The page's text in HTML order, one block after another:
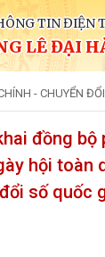
TIN ĐIỆN
LÊ ĐẠI
- CHUYỂN
đồng bộ
hội toàn
số quốc